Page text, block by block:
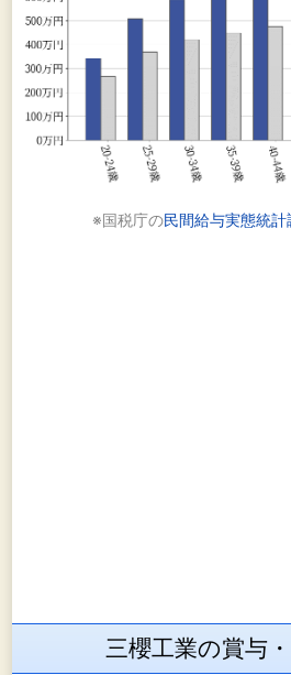
※国税庁の民間給与実態統計
三櫻工業の賞与